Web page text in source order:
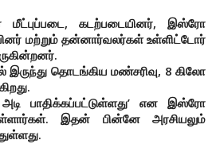
மீட்புப்படை, கடற்படையினர், இஸ்ரோ
மற்றும் தன்னார்வலர்கள் உள்ளிட்டோர்
இருந்து தொடங்கிய மண்சரிவு, 8 கிலோ
பாதிக்கப்பட்டுள்ளது’ என இஸ்ரோ
இதன் பின்னே அரசியலும்